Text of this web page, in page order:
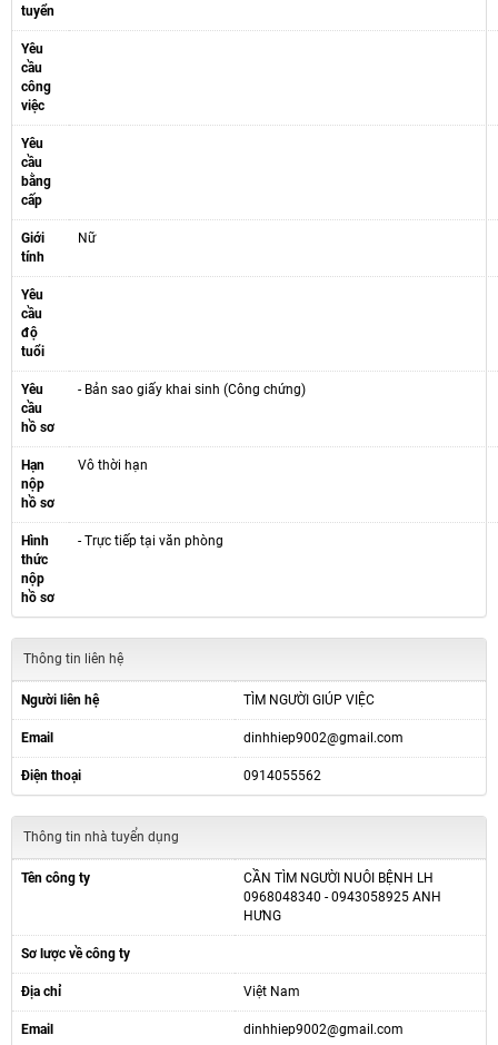
tuyển
Yêu
cầu
công
việc
Yêu
cầu
bằng
cấp
Giới
tính
Nữ
Yêu
cầu
độ
tuổi
Yêu
cầu
hồ sơ
- Bản sao giấy khai sinh (Công chứng)
Hạn
nộp
hồ sơ
Vô thời hạn
Hình
thức
nộp
hồ sơ
- Trực tiếp tại văn phòng
Thông tin liên hệ
Người liên hệ TÌM NGƯỜI GIÚP VIỆC
Email dinhhiep9002@gmail.com
Điện thoại 0914055562
Thông tin nhà tuyển dụng
Tên công ty
CẦN TÌM NGƯỜI NUÔI BỆNH LH
0968048340 - 0943058925 ANH
HƯNG
Sơ lược về công ty
Địa chỉ Việt Nam
Email dinhhiep9002@gmail.com